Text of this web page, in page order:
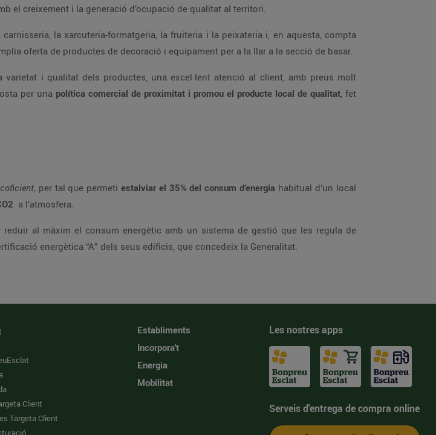
, el que representa el compromís del Grup amb el creixement i la generació d’ocupació de qualitat al territori.
’. També ofereix una àmplia oferta de productes de decoració i equipament per a la llar a la secció de basar.
aposta per una
política comercial de proximitat i promou el producte local de qualitat, fet
per tal que permeti estalviar el 35% del consum d’energia
a l’atmosfera.
manera eficient. El Grup va ser dels primers a Catalunya en obtenir la certificació energètica “A” dels seus edificis, que concedeix la Generalitat.
Client
Targeta Client
Establiments
Incorpora't
Energia
Mobilitat
Les nostres apps
Serveis d'entrega de compra online